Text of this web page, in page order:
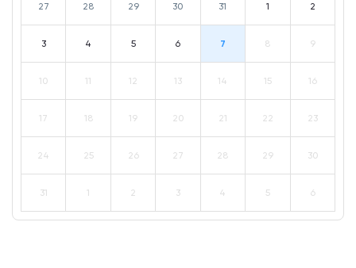
27 28 29 30 31 1 2
3 4 5 6 7 8 9
10 11 12 13 14 15 16
17 18 19 20 21 22 23
24 25 26 27 28 29 30
31 1 2 3 4 5 6